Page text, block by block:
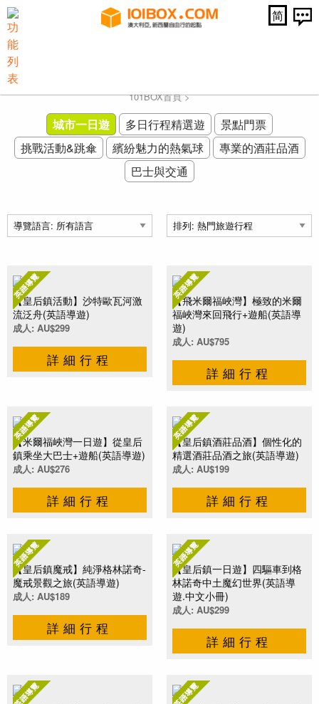
简
101BOX首頁>
城市一日遊 多日行程精選遊
景點門票
挑戰活動&跳傘
繽紛魅力的熱氣球
專業的酒莊品酒
巴士與交通
【皇后鎮活動】沙特歐瓦河激
流泛舟(英語導遊)
成人: AU$299
詳細行程
【飛米爾福峽灣】極致的米爾
福峽灣來回飛行+遊船(英語導
遊)
成人: AU$795
詳細行程
【米爾福峽灣一日遊】從皇后
鎮乘坐大巴士+遊船(英語導遊)
成人: AU$276
詳細行程
【皇后鎮酒莊品酒】個性化的
精選酒莊品酒之旅(英語導遊)
成人: AU$199
詳細行程
【皇后鎮魔戒】純淨格林諾奇-
魔戒景觀之旅(英語導遊)
成人: AU$189
詳細行程
【皇后鎮一日遊】四驅車到格
林諾奇中土魔幻世界(英語導
遊.中文小冊)
成人: AU$299
詳細行程